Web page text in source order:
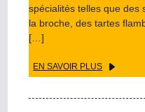
spécialités telles que des
la broche, des tartes
[…]
EN SAVOIR PLUS